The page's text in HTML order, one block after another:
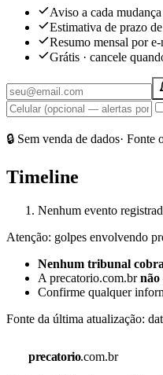
Aviso a cada
Estimativa de prazo
Resumo mensal por
Grátis · cancele
🔒 Sem venda de dados· Fonte
Timeline
Nenhum evento
Atenção: golpes envolvendo
Nenhum tribunal
A precatorio.com.brnão
Confirme qualquer
Fonte da última atualização:
precatorio.com.br